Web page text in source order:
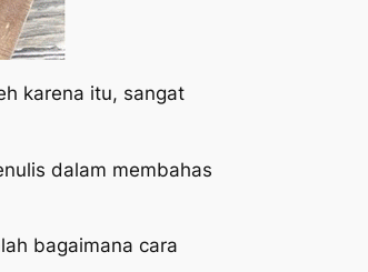
karena itu, sangat
dalam membahas
bagaimana cara